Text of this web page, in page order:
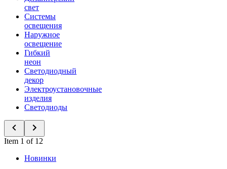
свет
Системы
освещения
Наружное
освещение
Гибкий
неон
Светодиодный
декор
Электроустановочные
изделия
Светодиоды
Item 1 of 12
Новинки